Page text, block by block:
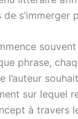
s’immerger
phrase,
l’auteur
sur lequel
à travers